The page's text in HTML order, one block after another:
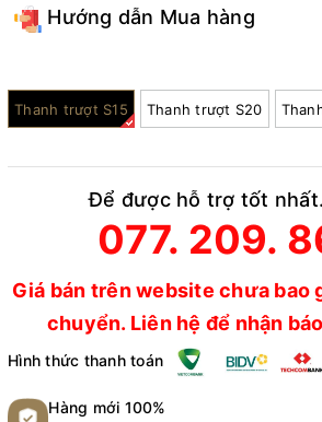
Hướng dẫn Mua hàng
Thanh trượt S15 Thanh trượt S20
Để được hỗ trợ tốt
077. 209.
Giá bán trên website chưa bao
chuyển. Liên hệ để nhận
Hình thức thanh toán
Hàng mới 100%